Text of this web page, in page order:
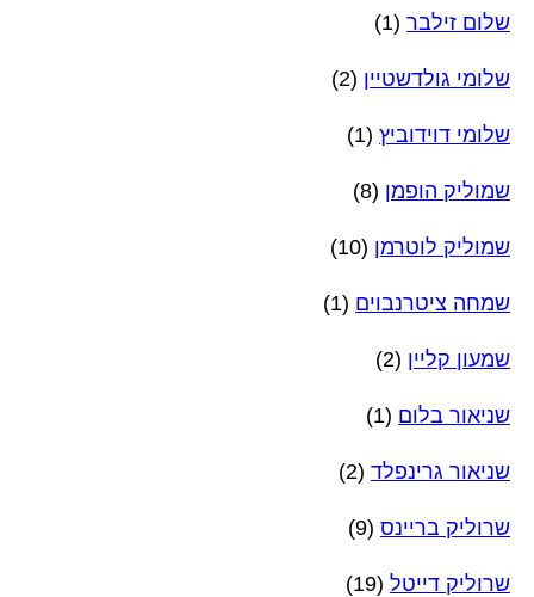
שלום זילבר (1)
שלומי גולדשטיין (2)
שלומי דוידוביץ (1)
שמוליק הופמן (8)
שמוליק לוטרמן (10)
שמחה ציטרנבוים (1)
שמעון קליין (2)
שניאור בלום (1)
שניאור גרינפלד (2)
שרוליק בריינס (9)
שרוליק דייטל (19)